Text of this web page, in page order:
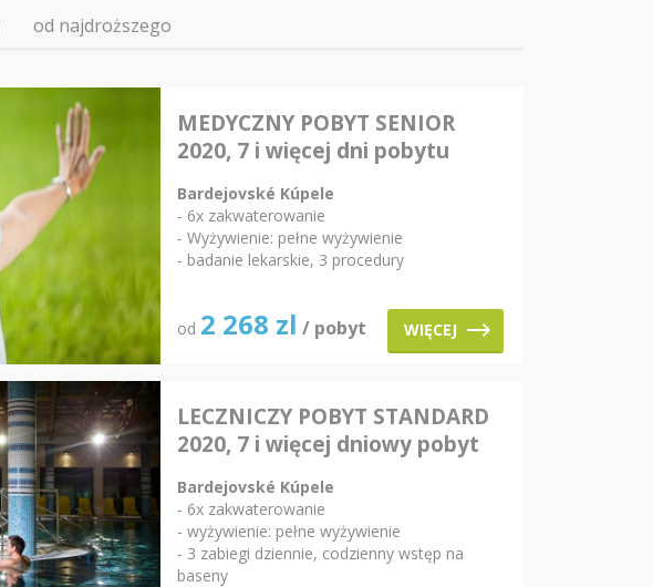
od najdroższego
MEDYCZNY POBYT SENIOR
2020, 7 i więcej dni pobytu
Bardejovské Kúpele
- 6x zakwaterowanie
- Wyżywienie: pełne wyżywienie
- badanie lekarskie, 3 procedury
od 2 268 zl / pobyt WIĘCEJ
LECZNICZY POBYT STANDARD
2020, 7 i więcej dniowy pobyt
Bardejovské Kúpele
- 6x zakwaterowanie
- wyżywienie: pełne wyżywienie
- 3 zabiegi dziennie, codzienny wstęp na
baseny